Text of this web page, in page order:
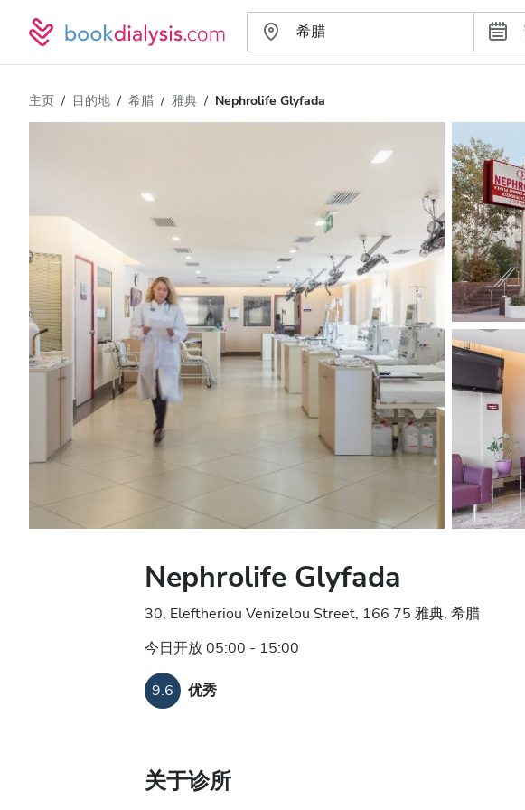
主页 目的地 希腊 雅典 Nephrolife Glyfada
Nephrolife Glyfada
30, Eleftheriou Venizelou Street, 166 75 雅典, 希腊
今日开放 05:00 - 15:00
9.6 优秀
关于诊所